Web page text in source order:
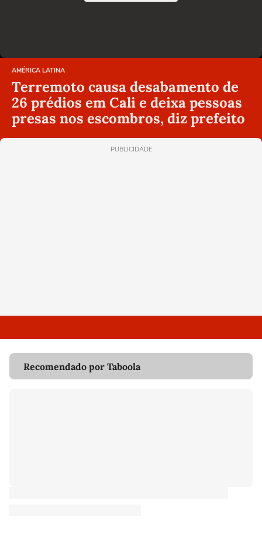
AMÉRICA LATINA
Terremoto causa desabamento de
26 prédios em Cali e deixa pessoas
presas nos escombros, diz prefeito
PUBLICIDADE
Recomendado por Taboola